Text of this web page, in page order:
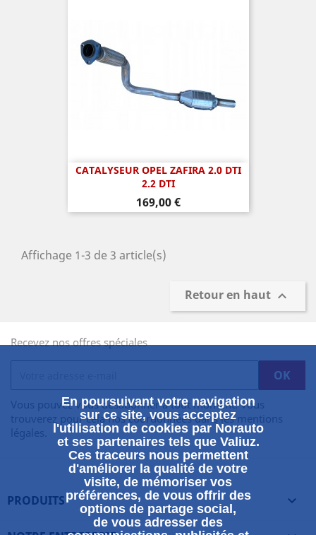
CATALYSEUR OPEL ZAFIRA 2.0 DTI
2.2 DTI
Prix
169,00 €
Affichage 1-3 de 3 article(s)
Retour en haut 
Recevez nos offres spéciales
Vous pouvez vous désabonner à tout moment. Vous
trouverez pour cela nos coordonnées dans les mentions
légales.
PRODUITS 
En poursuivant votre navigation
sur ce site, vous acceptez
l'utilisation de cookies par Norauto
et ses partenaires tels que Valiuz.
Ces traceurs nous permettent
d'améliorer la qualité de votre
visite, de mémoriser vos
préférences, de vous offrir des
options de partage social,
de vous adresser des